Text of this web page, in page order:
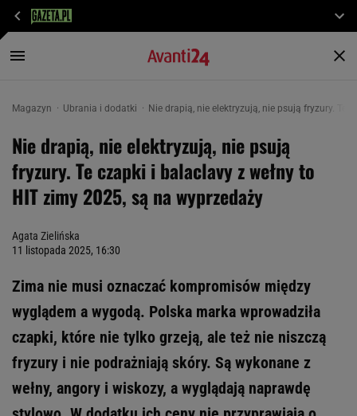
Magazyn Ubrania i dodatki Nie drapią, nie elektryzują, nie psują fryzury. Te
Nie drapią, nie elektryzują, nie psują
fryzury. Te czapki i balaclavy z wełny to
HIT zimy 2025, są na wyprzedaży
Agata Zielińska
11 listopada 2025, 16:30
Zima nie musi oznaczać kompromisów między
wyglądem a wygodą. Polska marka wprowadziła
czapki, które nie tylko grzeją, ale też nie niszczą
fryzury i nie podrażniają skóry. Są wykonane z
wełny, angory i wiskozy, a wyglądają naprawdę